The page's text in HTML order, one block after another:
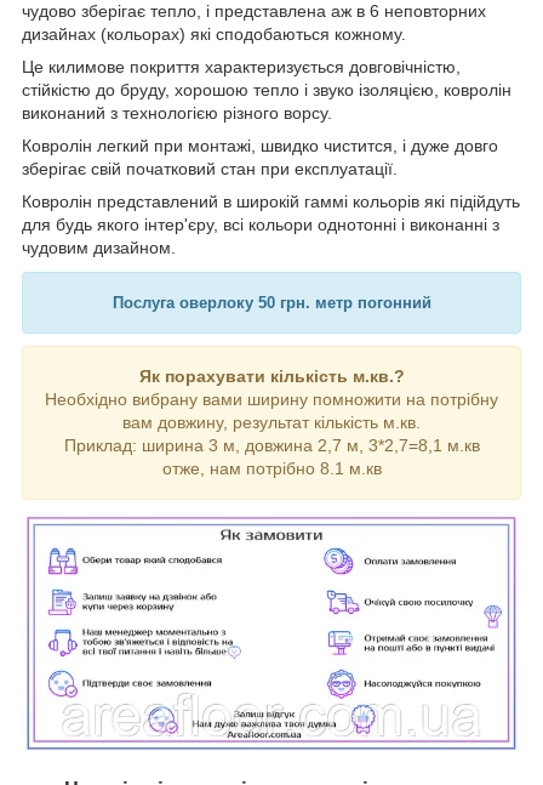
чудово зберігає тепло, і представлена аж в 6 неповторних
дизайнах (кольорах) які сподобаються кожному.
Це килимове покриття характеризується довговічністю,
стійкістю до бруду, хорошою тепло і звуко ізоляцією, ковролін
виконаний з технологією різного ворсу.
Ковролін легкий при монтажі, швидко чистится, і дуже довго
зберігає свій початковий стан при експлуатації.
Ковролін представлений в широкій гаммі кольорів які підійдуть
для будь якого інтер'єру, всі кольори однотонні і виконанні з
чудовим дизайном.
Послуга оверлоку 50 грн. метр погонний
Як порахувати кількість м.кв.?
Необхідно вибрану вами ширину помножити на потрібну
вам довжину, результат кількість м.кв.
Приклад: ширина 3 м, довжина 2,7 м, 3*2,7=8,1 м.кв
отже, нам потрібно 8.1 м.кв